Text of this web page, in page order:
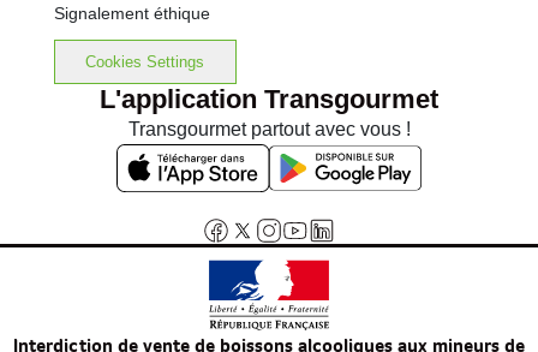
Signalement éthique
Cookies Settings
L'application Transgourmet
Transgourmet partout avec vous !
Interdiction de vente de boissons alcooliques aux mineurs de